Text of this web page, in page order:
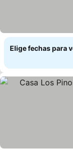
Elige fechas para